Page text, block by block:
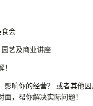
食会
园艺及商业讲座
影响你的经营？ 或者其他
，帮你解决实际问题！